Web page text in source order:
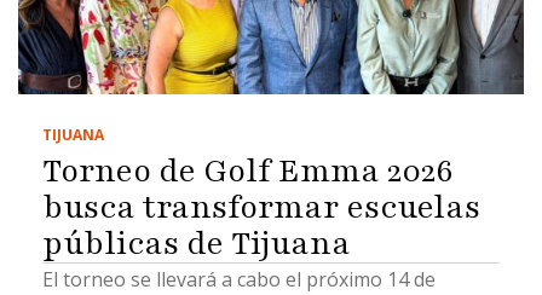
TIJUANA
Torneo de Golf Emma 2026
busca transformar escuelas
públicas de Tijuana
El torneo se llevará a cabo el próximo 14 de